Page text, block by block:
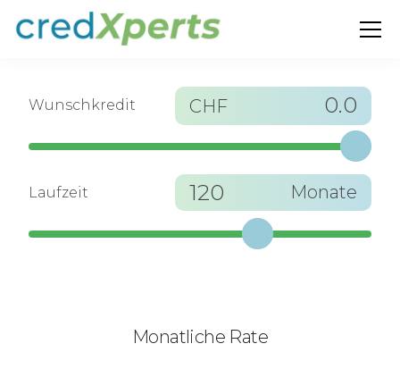
Wunschkredit CHF 0.0
Laufzeit 120 Monate
Monatliche Rate